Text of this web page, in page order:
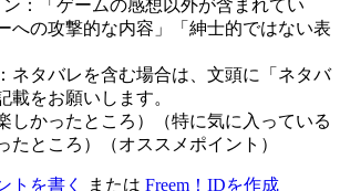
：「ゲームの感想以外が含まれてい
への攻撃的な内容」「紳士的ではない表
ネタバレを含む場合は、文頭に「ネタバ
載をお願いします。
しかったところ）（特に気に入っている
たところ）（オススメポイント）
トを書く または Freem！IDを作成